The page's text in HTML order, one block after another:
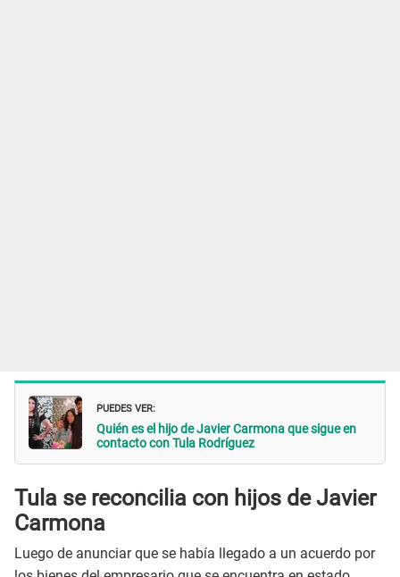
PUEDES VER:
Quién es el hijo de Javier Carmona que sigue en
contacto con Tula Rodríguez
Tula se reconcilia con hijos de Javier
Carmona
Luego de anunciar que se había llegado a un acuerdo por